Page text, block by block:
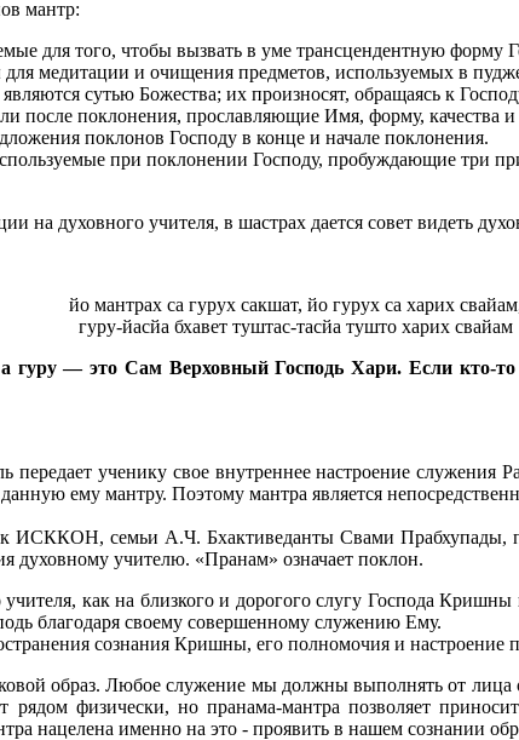
мантр:
для того, чтобы вызвать в уме трансцендентную форму
медитации и очищения предметов, используемых в
сутью Божества; их произносят, обращаясь к
после поклонения, прославляющие Имя, форму, качества и
поклонов Господу в конце и начале поклонения.
при поклонении Господу, пробуждающие три
на духовного учителя, в шастрах дается совет видеть
йо мантрах са гурух сакшат, йо гурух са харих
гуру-йасйа бхавет туштас-тасйа тушто харих свайам
гуру ― это Сам Верховный Господь Хари. Если кто-то
ученику свое внутреннее настроение
ему мантру. Поэтому мантра является
семьи А.Ч. Бхактиведанты Свами Прабхупады,
духовному учителю. «Пранам» означает поклон.
как на близкого и дорогого слугу Господа
благодаря своему совершенному служению Ему.
сознания Кришны, его полномочия и настроение
образ. Любое служение мы должны выполнять от лица
рядом физически, но пранама-мантра позволяет
нацелена именно на это - проявить в нашем сознании